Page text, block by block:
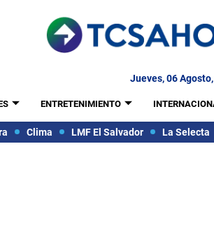
Jueves, 06
ENTRETENIMIENTO
Clima LMF El Salvador La Selecta